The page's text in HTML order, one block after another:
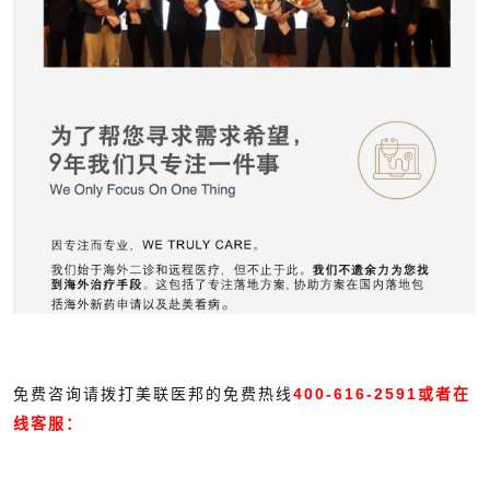
免费咨询请拨打美联医邦的免费热线400-616-2591或者在
线客服：